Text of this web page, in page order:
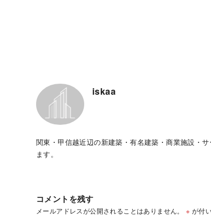
iskaa
関東・甲信越近辺の新建築・有名建築・商業施設・
ます。
コメントを残す
メールアドレスが公開されることはありません。 ※ が付